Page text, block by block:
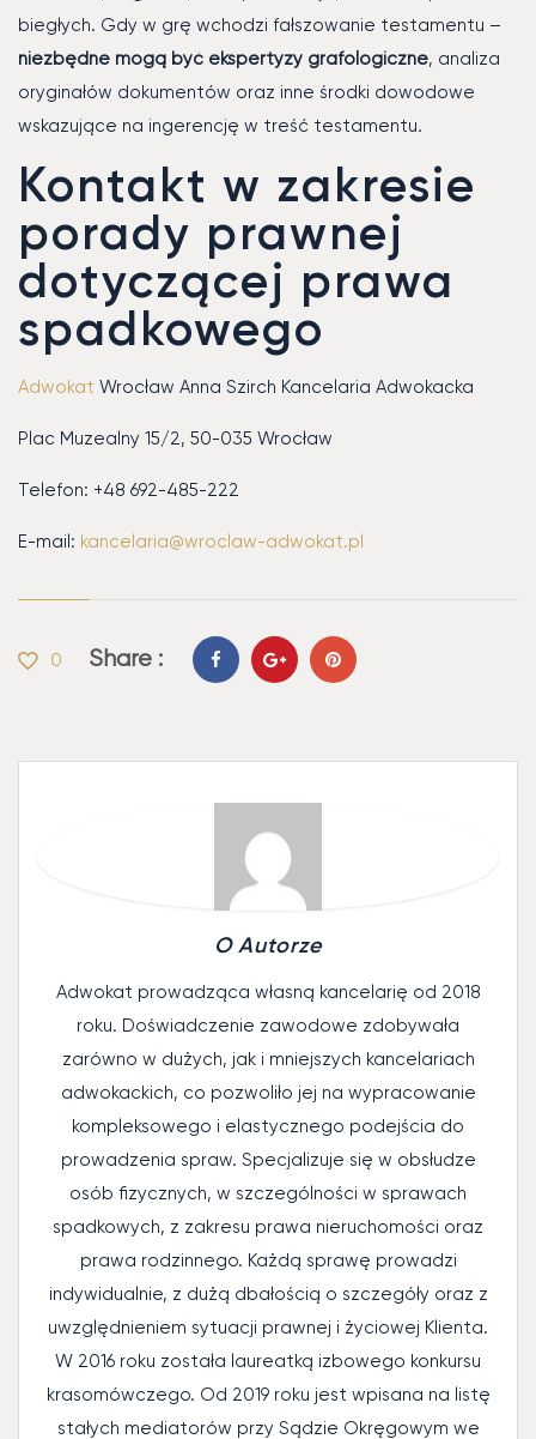
biegłych. Gdy w grę wchodzi fałszowanie testamentu –
niezbędne mogą być ekspertyzy grafologiczne, analiza
oryginałów dokumentów oraz inne środki dowodowe
wskazujące na ingerencję w treść testamentu.
Kontakt w zakresie
porady prawnej
dotyczącej prawa
spadkowego
Adwokat Wrocław Anna Szirch Kancelaria Adwokacka
Plac Muzealny 15/2, 50-035 Wrocław
Telefon: +48 692-485-222
E-mail: kancelaria@wroclaw-adwokat.pl
0 Share :
O Autorze
Adwokat prowadząca własną kancelarię od 2018
roku. Doświadczenie zawodowe zdobywała
zarówno w dużych, jak i mniejszych kancelariach
adwokackich, co pozwoliło jej na wypracowanie
kompleksowego i elastycznego podejścia do
prowadzenia spraw. Specjalizuje się w obsłudze
osób fizycznych, w szczególności w sprawach
spadkowych, z zakresu prawa nieruchomości oraz
prawa rodzinnego. Każdą sprawę prowadzi
indywidualnie, z dużą dbałością o szczegóły oraz z
uwzględnieniem sytuacji prawnej i życiowej Klienta.
W 2016 roku została laureatką izbowego konkursu
krasomówczego. Od 2019 roku jest wpisana na listę
stałych mediatorów przy Sądzie Okręgowym we